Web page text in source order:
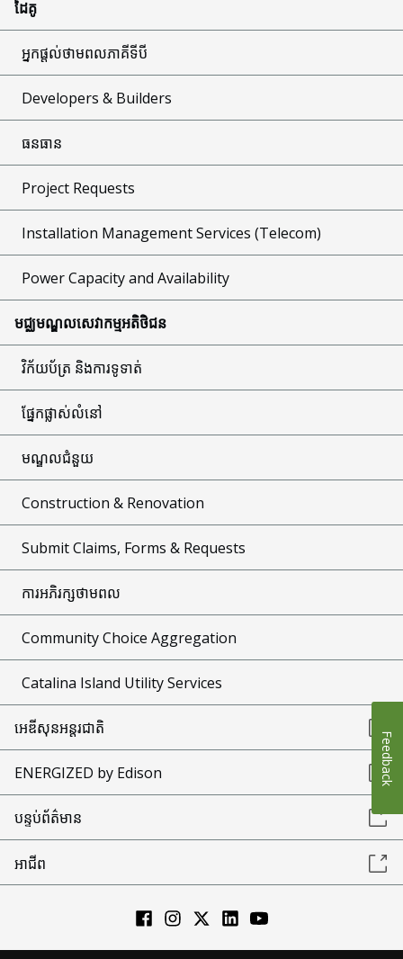
ដៃគូ
អ្នកផ្តល់ថាមពលភាគីទីបី
Developers & Builders
ធនធាន
Project Requests
Installation Management Services (Telecom)
Power Capacity and Availability
មជ្ឈមណ្ឌលសេវាកម្មអតិថិជន
វិក័យប័ត្រ និងការទូទាត់
ផ្នែកផ្លាស់លំនៅ
មណ្ឌលជំនួយ
Construction & Renovation
Submit Claims, Forms & Requests
ការអភិរក្សថាមពល
Community Choice Aggregation
Catalina Island Utility Services
អេឌីសុនអន្តរជាតិ
ENERGIZED by Edison
បន្ទប់ព័ត៌មាន
អាជីព
Feedback